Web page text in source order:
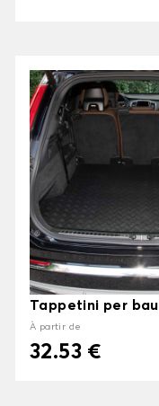
Tappetini per
À partir de
32.53 €